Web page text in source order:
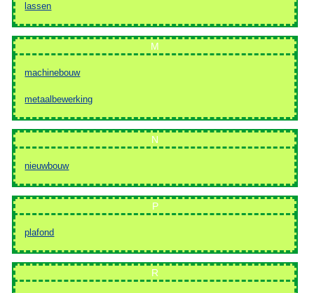
lassen
M
machinebouw
metaalbewerking
N
nieuwbouw
P
plafond
R